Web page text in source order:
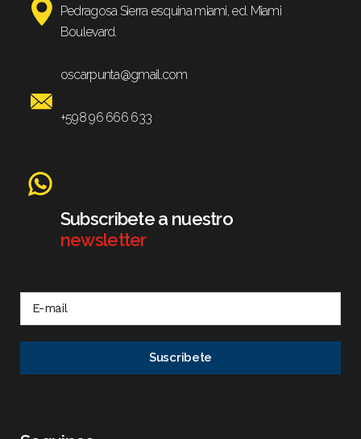
Pedragosa Sierra esquina miami, ed. Miami
Boulevard.
oscarpunta@gmail.com
+598 96 666 633
Subscribete a nuestro
newsletter